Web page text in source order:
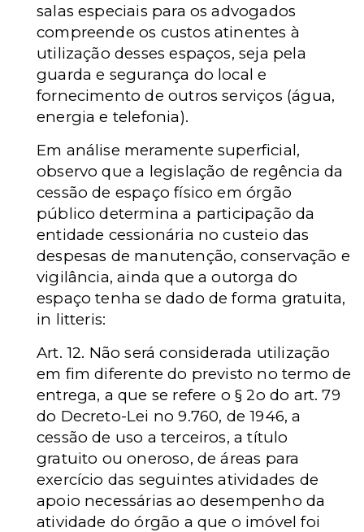
salas especiais para os advogados
compreende os custos atinentes à
utilização desses espaços, seja pela
guarda e segurança do local e
fornecimento de outros serviços (água,
energia e telefonia).
Em análise meramente superficial,
observo que a legislação de regência da
cessão de espaço físico em órgão
público determina a participação da
entidade cessionária no custeio das
despesas de manutenção, conservação e
vigilância, ainda que a outorga do
espaço tenha se dado de forma gratuita,
in litteris:
Art. 12. Não será considerada utilização
em fim diferente do previsto no termo de
entrega, a que se refere o § 2o do art. 79
do Decreto-Lei no 9.760, de 1946, a
cessão de uso a terceiros, a título
gratuito ou oneroso, de áreas para
exercício das seguintes atividades de
apoio necessárias ao desempenho da
atividade do órgão a que o imóvel foi